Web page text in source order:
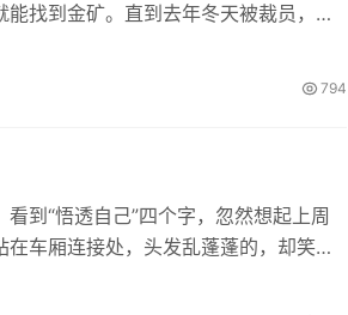
找到金矿。直到去年冬天被裁员，抱
794
到“悟透自己”四个字，忽然想起上周
车厢连接处，头发乱蓬蓬的，却笑着